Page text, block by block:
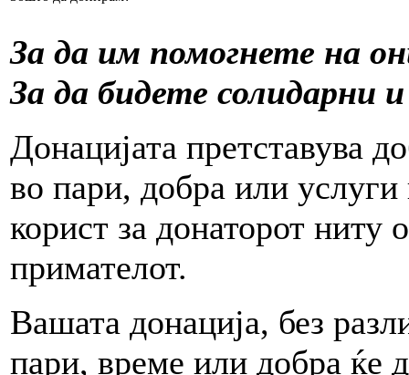
За да им помогнете на
За да бидете солидарни
Донацијата претставува
во пари, добра или услуги
корист за донаторот ниту
примателот.
Вашата донација, без
пари, време или добра ќе